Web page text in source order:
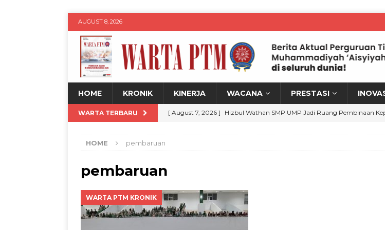
AUGUST 8, 2026
HOME KRONIK KINERJA WACANA PRESTASI
WARTA TERBARU [ August 7, 2026 ] Hizbul Wathan SMP UMP Jadi Ruang Pembinaan
Expo 2026 WARTA PTM KRONIK
[ August 7, 2026 ] Mahasiswa UMJT Raih Juara 1 Retro Act Challenge,
HOME pembaruan
pembaruan
WARTA PTM KRONIK